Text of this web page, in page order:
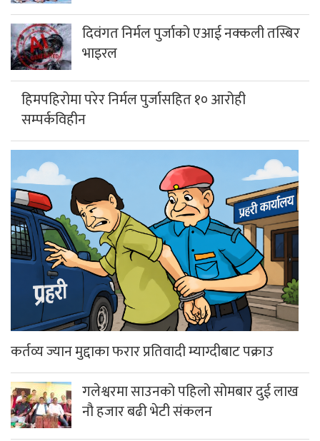
दिवंगत निर्मल पुर्जाको एआई नक्कली तस्बिर
भाइरल
हिमपहिरोमा परेर निर्मल पुर्जासहित १० आरोही
सम्पर्कविहीन
कर्तव्य ज्यान मुद्दाका फरार प्रतिवादी म्याग्दीबाट पक्राउ
गलेश्वरमा साउनको पहिलो सोमबार दुई लाख
नौ हजार बढी भेटी संकलन